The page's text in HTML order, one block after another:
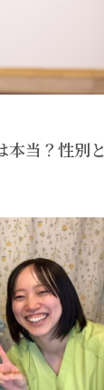
本当？性別と